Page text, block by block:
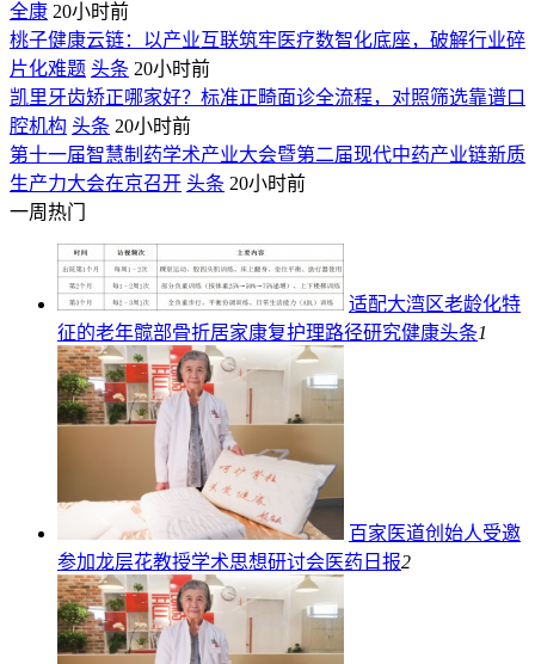
全康 20小时前
桃子健康云链：以产业互联筑牢医疗数智化底座，破解行业碎
片化难题 头条 20小时前
凯里牙齿矫正哪家好？标准正畸面诊全流程，对照筛选靠谱口
腔机构 头条 20小时前
第十一届智慧制药学术产业大会暨第二届现代中药产业链新质
生产力大会在京召开 头条 20小时前
一周热门
适配大湾区老龄化特
征的老年髋部骨折居家康复护理路径研究健康头条1
百家医道创始人受邀
参加龙层花教授学术思想研讨会医药日报2